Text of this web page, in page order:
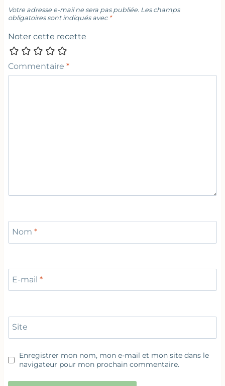
Votre adresse e-mail ne sera pas publiée. Les champs
obligatoires sont indiqués avec *
Noter cette recette
Commentaire *
Nom *
E-mail *
Site
Enregistrer mon nom, mon e-mail et mon site dans le
navigateur pour mon prochain commentaire.